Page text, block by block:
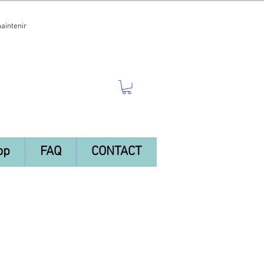
FAQ CONTACT